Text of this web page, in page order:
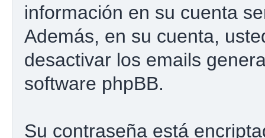
información en su cuenta
Además, en su cuenta,
desactivar los emails
software phpBB.
Su contraseña está